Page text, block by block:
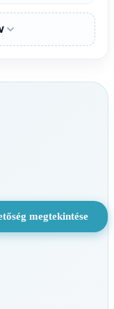
megtekintése